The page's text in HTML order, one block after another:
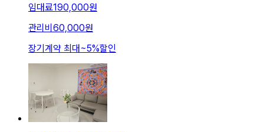
임대료190,000원
관리비 60,000원
장기계약 최대~5%할인